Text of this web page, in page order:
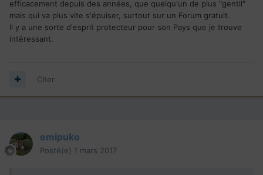
efficacement depuis des années, que quelqu'un de plus "gentil"
mais qui va plus vite s'épuiser, surtout sur un Forum gratuit.
Il y a une sorte d'esprit protecteur pour son Pays que je trouve
intéressant.
Citer
emipuko
Posté(e) 1 mars 2017